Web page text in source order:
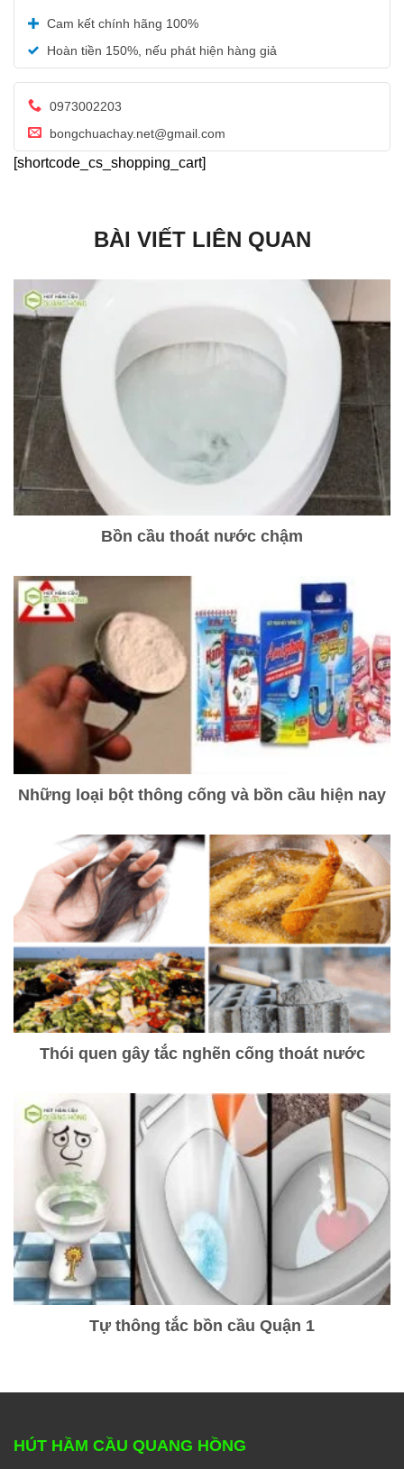
hạng5.00
5 sao
Cam kết chính hãng 100%
Hoàn tiền 150%, nếu phát hiện hàng giả
0973002203
bongchuachay.net@gmail.com
[shortcode_cs_shopping_cart]
BÀI VIẾT LIÊN QUAN
Bồn cầu thoát nước chậm
Những loại bột thông cống và bồn cầu hiện nay
Thói quen gây tắc nghẽn cống thoát nước
Tự thông tắc bồn cầu Quận 1
HÚT HẦM CẦU QUANG HỒNG